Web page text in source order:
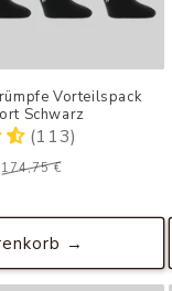
Vorteilspack
Schwarz
(113)
174,75 €
→